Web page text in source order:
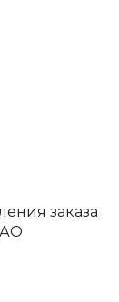
заказа